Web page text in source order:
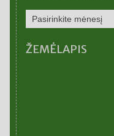
NAUJIENŲ
ARCHYVAS
ŽEMĖLAPIS